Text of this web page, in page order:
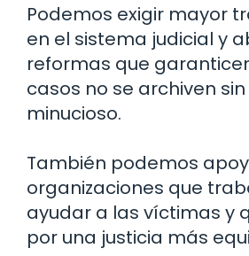
Podemos exigir mayor
en el sistema judicial y
reformas que
casos no se archiven
minucioso.
También podemos
organizaciones que
ayudar a las víctimas y
por una justicia más